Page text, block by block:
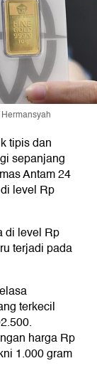
tipis dan
sepanjang
Antam 24
level Rp
di level Rp
terjadi pada
terkecil
harga Rp
1.000 gram